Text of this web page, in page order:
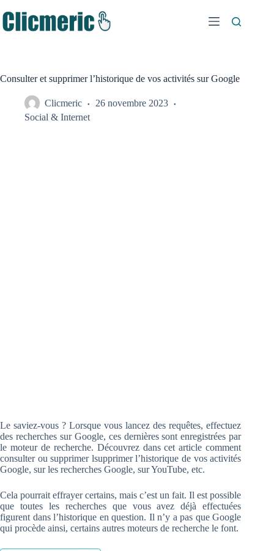
au
contenu
Consulter et supprimer l’historique de vos activités sur Google
Clicmeric
26 novembre 2023
Social & Internet
Le saviez-vous ? Lorsque vous lancez des requêtes, effectuez
des recherches sur Google, ces dernières sont enregistrées par
le moteur de recherche. Découvrez dans cet article comment
consulter ou supprimer lsupprimer l’historique de vos activités
Google, sur les recherches Google, sur YouTube, etc.
Cela pourrait effrayer certains, mais c’est un fait. Il est possible
que toutes les recherches que vous avez déjà effectuées
figurent dans l’historique en question. Il n’y a pas que Google
qui procède ainsi, certains autres moteurs de recherche le font.